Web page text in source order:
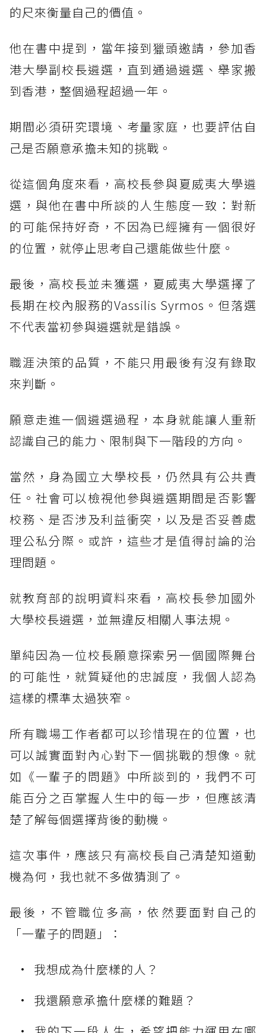
的尺來衡量自己的價值。
他在書中提到，當年接到獵頭邀請，參加香
港大學副校長遴選，直到通過遴選、舉家搬
到香港，整個過程超過一年。
期間必須研究環境、考量家庭，也要評估自
己是否願意承擔未知的挑戰。
從這個角度來看，高校長參與夏威夷大學遴
選，與他在書中所談的人生態度一致：對新
的可能保持好奇，不因為已經擁有一個很好
的位置，就停止思考自己還能做些什麼。
最後，高校長並未獲選，夏威夷大學選擇了
長期在校內服務的Vassilis Syrmos。但落選
不代表當初參與遴選就是錯誤。
職涯決策的品質，不能只用最後有沒有錄取
來判斷。
願意走進一個遴選過程，本身就能讓人重新
認識自己的能力、限制與下一階段的方向。
當然，身為國立大學校長，仍然具有公共責
任。社會可以檢視他參與遴選期間是否影響
校務、是否涉及利益衝突，以及是否妥善處
理公私分際。或許，這些才是值得討論的治
理問題。
就教育部的說明資料來看，高校長參加國外
大學校長遴選，並無違反相關人事法規。
單純因為一位校長願意探索另一個國際舞台
的可能性，就質疑他的忠誠度，我個人認為
這樣的標準太過狹窄。
所有職場工作者都可以珍惜現在的位置，也
可以誠實面對內心對下一個挑戰的想像。就
如《一輩子的問題》中所談到的，我們不可
能百分之百掌握人生中的每一步，但應該清
楚了解每個選擇背後的動機。
這次事件，應該只有高校長自己清楚知道動
機為何，我也就不多做猜測了。
最後，不管職位多高，依然要面對自己的
「一輩子的問題」：
我想成為什麼樣的人？
我還願意承擔什麼樣的難題？